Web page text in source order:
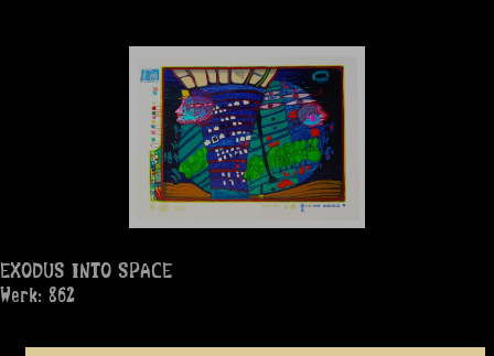
EXODUS INTO SPACE
Werk: 862